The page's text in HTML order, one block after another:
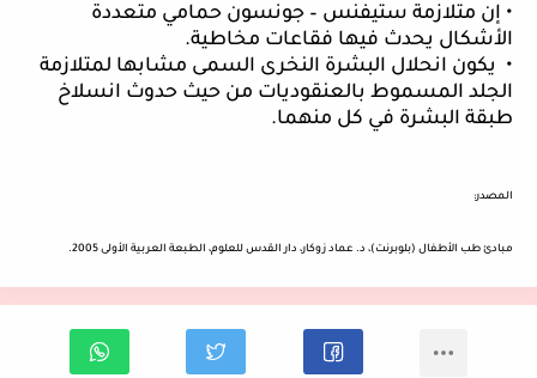
• إن متلازمة ستيفنس – جونسون حمامي متعددة
الأشكال يحدث فيها فقاعات مخاطية.
• يكون انحلال البشرة النخرى السمى مشابها لمتلازمة
الجلد المسموط بالعنقوديات من حيث حدوث انسلاخ
طبقة البشرة في كل منهما.
المصدر:
مبادئ طب الأطفال (بلوبرنت)، د. عماد زوكار، دار القدس للعلوم، الطبعة العربية الأولى 2005.